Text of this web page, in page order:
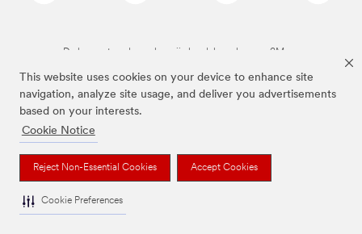
This website uses cookies on your device to enhance site
navigation, analyze site usage, and deliver you advertisements
based on your interests.
Cookie Notice
Reject Non-Essential Cookies Accept Cookies
Cookie Preferences
De bovenstaande merken zijn handelsmerken van 3M.we